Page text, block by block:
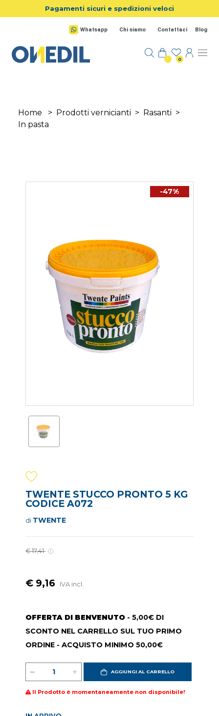
Salta al contenuto principale
Pagamenti sicuri e spedizioni veloci
Whatsapp Chi siamo Contattaci Blog
0
Home > Prodotti vernicianti > Rasanti >
In pasta
-47%
TWENTE STUCCO PRONTO 5 KG
CODICE A072
di TWENTE
€ 17,41
€ 9,16 IVA incl.
OFFERTA DI BENVENUTO - 5,00€ DI
SCONTO NEL CARRELLO SUL TUO PRIMO
ORDINE - ACQUISTO MINIMO 50,00€
AGGIUNGI AL CARRELLO
Il Prodotto è momentaneamente non disponibile!